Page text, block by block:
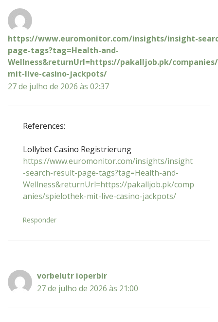
https://www.euromonitor.com/insights/insight-
page-tags?tag=Health-and-
Wellness&returnUrl=https://pakalljob.pk/
mit-live-casino-jackpots/
27 de julho de 2026 às 02:37
References:
Lollybet Casino Registrierung
https://www.euromonitor.com/insights/insight
-search-result-page-tags?tag=Health-and-
Wellness&returnUrl=https://pakalljob.pk/comp
anies/spielothek-mit-live-casino-jackpots/
Responder
vorbelutr ioperbir
27 de julho de 2026 às 21:00